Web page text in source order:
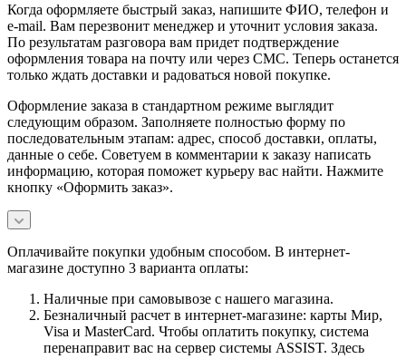
Когда оформляете быстрый заказ, напишите ФИО, телефон и
e-mail. Вам перезвонит менеджер и уточнит условия заказа.
По результатам разговора вам придет подтверждение
оформления товара на почту или через СМС. Теперь останется
только ждать доставки и радоваться новой покупке.
Оформление заказа в стандартном режиме выглядит
следующим образом. Заполняете полностью форму по
последовательным этапам: адрес, способ доставки, оплаты,
данные о себе. Советуем в комментарии к заказу написать
информацию, которая поможет курьеру вас найти. Нажмите
кнопку «Оформить заказ».
Оплачивайте покупки удобным способом. В интернет-
магазине доступно 3 варианта оплаты:
Наличные при самовывозе с нашего магазина.
Безналичный расчет в интернет-магазине: карты Мир,
Visa и MasterCard. Чтобы оплатить покупку, система
перенаправит вас на сервер системы ASSIST. Здесь